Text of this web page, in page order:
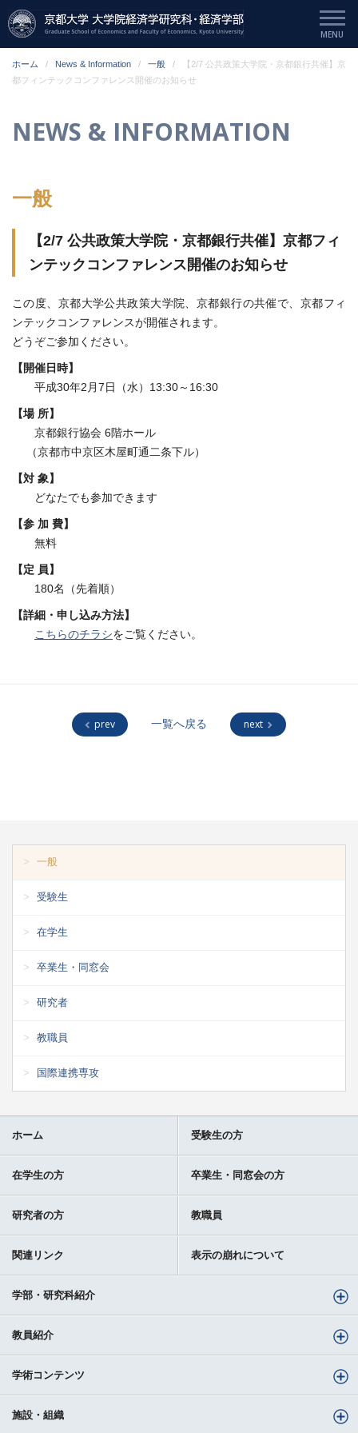
ホーム News & Information 一般
【2/7 公共政策大学院・京都銀行共催】京
都フィンテックコンファレンス開催のお知らせ
NEWS & INFORMATION
一般
【2/7 公共政策大学院・京都銀行共催】京都フィ
ンテックコンファレンス開催のお知らせ
この度、京都大学公共政策大学院、京都銀行の共催で、京都フィ
ンテックコンファレンスが開催されます。
どうぞご参加ください。
【開催日時】
平成30年2月7日（水）13:30～16:30
【場 所】
京都銀行協会 6階ホール
（京都市中京区木屋町通二条下ル）
【対 象】
どなたでも参加できます
【参 加 費】
無料
【定 員】
180名（先着順）
【詳細・申し込み方法】
こちらのチラシをご覧ください。
prev 一覧へ戻る next
一般
受験生
在学生
卒業生・同窓会
研究者
教職員
国際連携専攻
ホーム 受験生の方
在学生の方 卒業生・同窓会の方
研究者の方 教職員
関連リンク 表示の崩れについて
学部・研究科紹介
教員紹介
学術コンテンツ
施設・組織